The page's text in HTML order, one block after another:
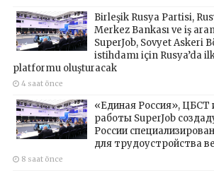
Birleşik Rusya Partisi,
Merkez Bankası ve iş
SuperJob, Sovyet Askeri
istihdamı için Rusya’da
platformu oluşturacak
4 saat önce
«Единая Россия», ЦБСТ
работы SuperJob
России
для трудоустройства
8 saat önce